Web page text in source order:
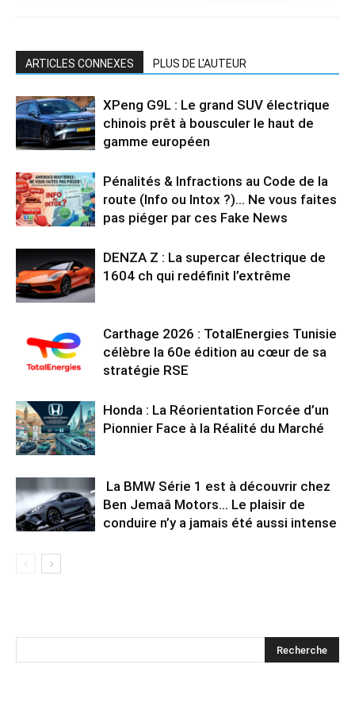
ARTICLES CONNEXES PLUS DE L'AUTEUR
XPeng G9L : Le grand SUV électrique
chinois prêt à bousculer le haut de
gamme européen
Pénalités & Infractions au Code de la
route (Info ou Intox ?)… Ne vous faites
pas piéger par ces Fake News
DENZA Z : La supercar électrique de
1604 ch qui redéfinit l’extrême
Carthage 2026 : TotalEnergies Tunisie
célèbre la 60e édition au cœur de sa
stratégie RSE
Honda : La Réorientation Forcée d’un
Pionnier Face à la Réalité du Marché
La BMW Série 1 est à découvrir chez
Ben Jemaâ Motors… Le plaisir de
conduire n’y a jamais été aussi intense